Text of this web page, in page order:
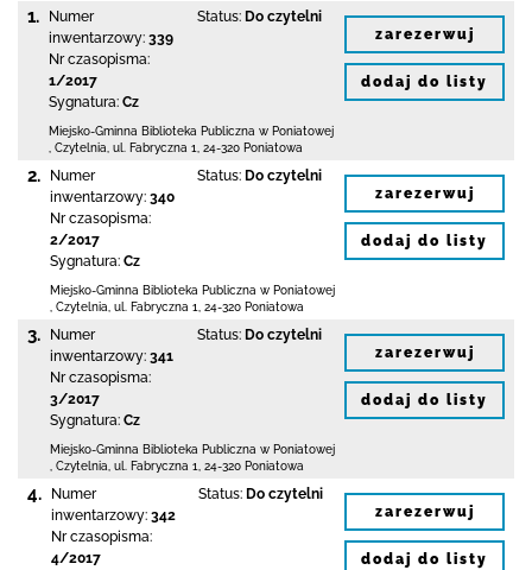
1.
Numer
inwentarzowy: 339
Nr czasopisma:
1/2017
Sygnatura: Cz
Status: Do czytelni
Miejsko-Gminna Biblioteka Publiczna w Poniatowej
Czytelnia, ul. Fabryczna 1 24-320 Poniatowa
zarezerwuj
dodaj do listy
2.
Numer
inwentarzowy: 340
Nr czasopisma:
2/2017
Sygnatura: Cz
Status: Do czytelni
Miejsko-Gminna Biblioteka Publiczna w Poniatowej
Czytelnia, ul. Fabryczna 1 24-320 Poniatowa
zarezerwuj
dodaj do listy
3.
Numer
inwentarzowy: 341
Nr czasopisma:
3/2017
Sygnatura: Cz
Status: Do czytelni
Miejsko-Gminna Biblioteka Publiczna w Poniatowej
Czytelnia, ul. Fabryczna 1 24-320 Poniatowa
zarezerwuj
dodaj do listy
4.
Numer
inwentarzowy: 342
Nr czasopisma:
4/2017
Status: Do czytelni
zarezerwuj
dodaj do listy